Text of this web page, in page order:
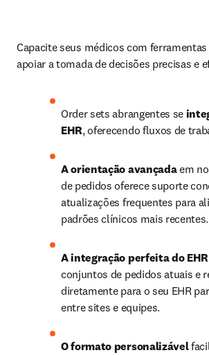
Capacite seus médicos com
apoiar a tomada de decisões precisas e
Order sets abrangentes se
EHR, oferecendo fluxos de
A orientação avançada em
de pedidos oferece suporte
atualizações frequentes para
padrões clínicos mais recentes.
A integração perfeita do EHR
conjuntos de pedidos atuais e
diretamente para o seu EHR
entre sites e equipes.
O formato personalizável